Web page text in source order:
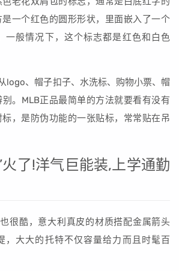
一个红色的圆形形状，里面嵌入了一个
一般情况下，这个标志都是红色和白色
logo、帽子扣子、水洗标、购物小票、帽
。MLB正品最简单的方法就要看有没有
，是防伪功能的一张贴标，常常贴在吊
火了!洋气巨能装,上学通勤
很酷，意大利真皮的材质搭配金属箭头
，大大的托特不仅容量给力而且时髦百